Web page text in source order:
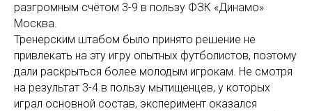
разгромным счётом 3-9 в пользу ФЗК «Динамо»
Москва.
Тренерским штабом было принято решение не
привлекать на эту игру опытных футболистов, поэтому
дали раскрыться более молодым игрокам. Не смотря
на результат 3-4 в пользу мытищенцев, у которых
играл основной состав, эксперимент оказался